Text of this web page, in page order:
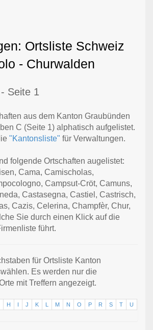
Ortsliste Schweiz
- Churwalden
Seite 1
aus dem Kanton Graubünden
C (Seite 1) alphatisch aufgelistet.
"Kantonsliste" für Verwaltungen.
folgende Ortschaften augelistet:
Cama, Camischolas,
Campsut-Cröt, Camuns,
Castasegna, Castiel, Castrisch,
Cazis, Celerina, Champfèr, Chur,
Sie durch einen Klick auf die
führt.
für Ortsliste Kanton
Es werden nur die
mit Treffern angezeigt.
H J K M N O P R S T
U